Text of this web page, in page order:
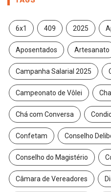
6x1 409 2025
Aposentados Artesanato
Campanha Salarial 2025
Campeonato de Vôlei
Chá com Conversa
Confetam Conselho
Conselho do Magistério
Câmara de Vereadores